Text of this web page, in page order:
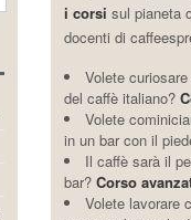
i corsi sul pianeta
docenti di
Volete
del caffè italiano?
Volete
in un bar con il
Il caffè sarà il
bar? Corso
Volete lavorare